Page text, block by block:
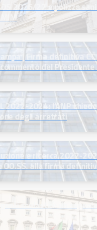
2026/27 e polizza
CCNL
del Presidente
2022-2024: l’ANP chiede
degli arretrati
e ricerca 2022-
OO.SS. alla firma
scolastici: un